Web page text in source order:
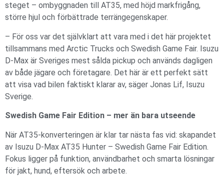
steget – ombyggnaden till AT35, med höjd markfrigång,
större hjul och förbättrade terrängegenskaper.
– För oss var det självklart att vara med i det här projektet
tillsammans med Arctic Trucks och Swedish Game Fair. Isuzu
D-Max är Sveriges mest sålda pickup och används dagligen
av både jägare och företagare. Det här är ett perfekt sätt
att visa vad bilen faktiskt klarar av, säger Jonas Lif, Isuzu
Sverige.
Swedish Game Fair Edition – mer än bara utseende
När AT35-konverteringen är klar tar nästa fas vid: skapandet
av Isuzu D-Max AT35 Hunter – Swedish Game Fair Edition.
Fokus ligger på funktion, användbarhet och smarta lösningar
för jakt, hund, eftersök och arbete.